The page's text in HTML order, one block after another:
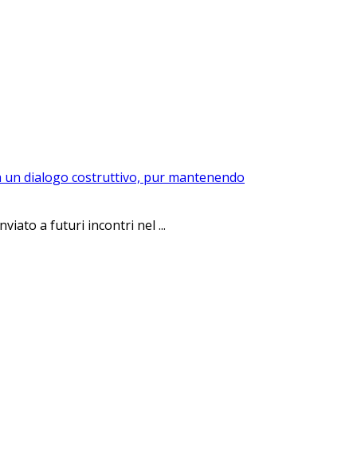
un dialogo costruttivo, pur mantenendo
a futuri incontri nel ...